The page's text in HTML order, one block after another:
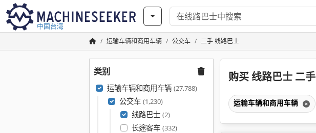
中国台湾
运输车辆和商用车辆 公交车 二手 线路巴士
类别
运输车辆和商用车辆 (27,788)
公交车 (1,230)
线路巴士 (2)
长途客车 (332)
购买 线路巴士 二手
运输车辆和商用车辆